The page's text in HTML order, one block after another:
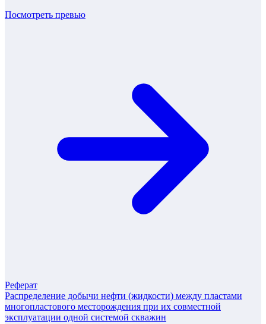
Посмотреть превью
Реферат
Распределение добычи нефти (жидкости) между пластами
многопластового месторождения при их совместной
эксплуатации одной системой скважин